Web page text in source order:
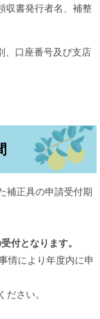
書発行者名、補整
、口座番号及び支店
補正具の申請受付期
付となります。
情により年度内に申
さい。